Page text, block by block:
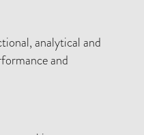
analytical and
and